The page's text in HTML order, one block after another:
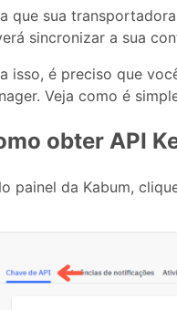
que sua
sincronizar a sua
isso, é preciso que
Veja como é
obter API
painel da Kabum,